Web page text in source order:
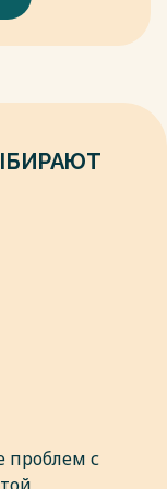
предприятия //
России. 2023.
проблем с